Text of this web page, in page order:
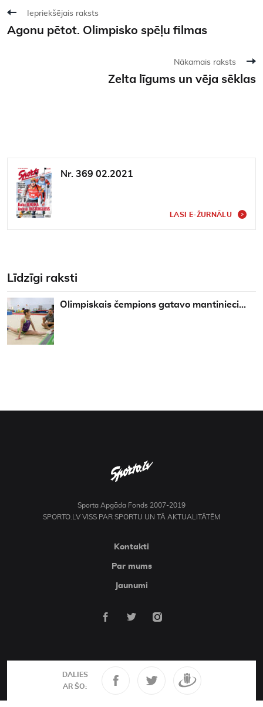
DALIES
AR ŠO:
Iepriekšējais raksts
Agonu pētot. Olimpisko spēļu filmas
Nākamais raksts
Zelta līgums un vēja sēklas
Nr. 369 02.2021
LASI E-ŽURNĀLU
Līdzīgi raksti
Olimpiskais čempions gatavo mantinieci…
Sporta Apgāda Fonds 2007-2019
SPORTO.LV VISS PAR SPORTU UN TĀ AKTUALITĀTĒM
Kontakti
Par mums
Jaunumi